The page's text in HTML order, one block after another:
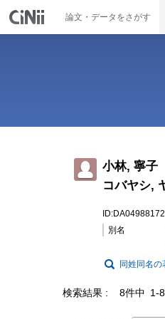
論文・データをさがす
小林, 寧子
コバヤシ,
ID:DA04988172
別名
同姓同名の
検索結果 8件中 1-